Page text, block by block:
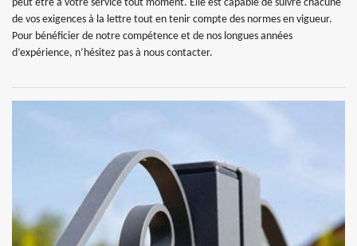
peut être à votre service tout moment. Elle est capable de suivre chacune
de vos exigences à la lettre tout en tenir compte des normes en vigueur.
Pour bénéficier de notre compétence et de nos longues années
d’expérience, n’hésitez pas à nous contacter.